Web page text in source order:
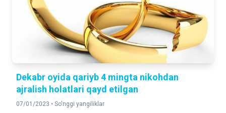
Dekabr oyida qariyb 4 mingta nikohdan
ajralish holatlari qayd etilgan
07/01/2023 • So'nggi yangiliklar